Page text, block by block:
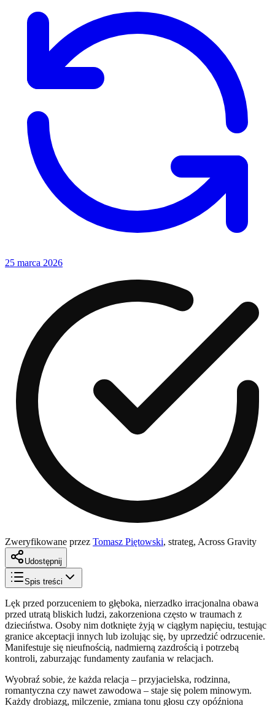
25 marca 2026
Zweryfikowane przez Tomasz Piętowski, strateg, Across Gravity
Udostępnij
Spis treści
Lęk przed porzuceniem to głęboka, nierzadko irracjonalna obawa
przed utratą bliskich ludzi, zakorzeniona często w traumach z
dzieciństwa. Osoby nim dotknięte żyją w ciągłym napięciu, testując
granice akceptacji innych lub izolując się, by uprzedzić odrzucenie.
Manifestuje się nieufnością, nadmierną zazdrością i potrzebą
kontroli, zaburzając fundamenty zaufania w relacjach.
Wyobraź sobie, że każda relacja – przyjacielska, rodzinna,
romantyczna czy nawet zawodowa – staje się polem minowym.
Każdy drobiazg, milczenie, zmiana tonu głosu czy opóźniona